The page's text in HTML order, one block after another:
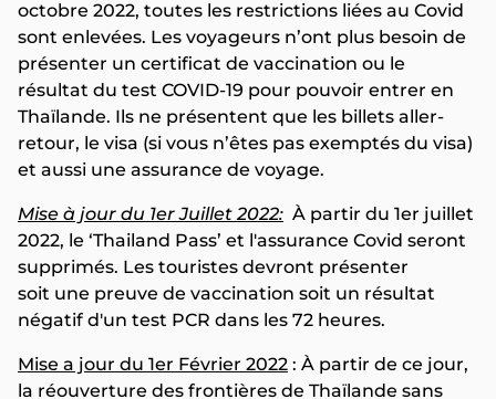
octobre 2022, toutes les restrictions liées au Covid
sont enlevées. Les voyageurs n’ont plus besoin de
présenter un certificat de vaccination ou le
résultat du test COVID-19 pour pouvoir entrer en
Thaïlande. Ils ne présentent que les billets aller-
retour, le visa (si vous n’êtes pas exemptés du visa)
et aussi une assurance de voyage.
Mise à jour du 1er Juillet 2022: À partir du 1er juillet
2022, le ‘Thailand Pass’ et l'assurance Covid seront
supprimés. Les touristes devront présenter
soit une preuve de vaccination soit un résultat
négatif d'un test PCR dans les 72 heures.
Mise a jour du 1er Février 2022 : À partir de ce jour,
la réouverture des frontières de Thaïlande sans